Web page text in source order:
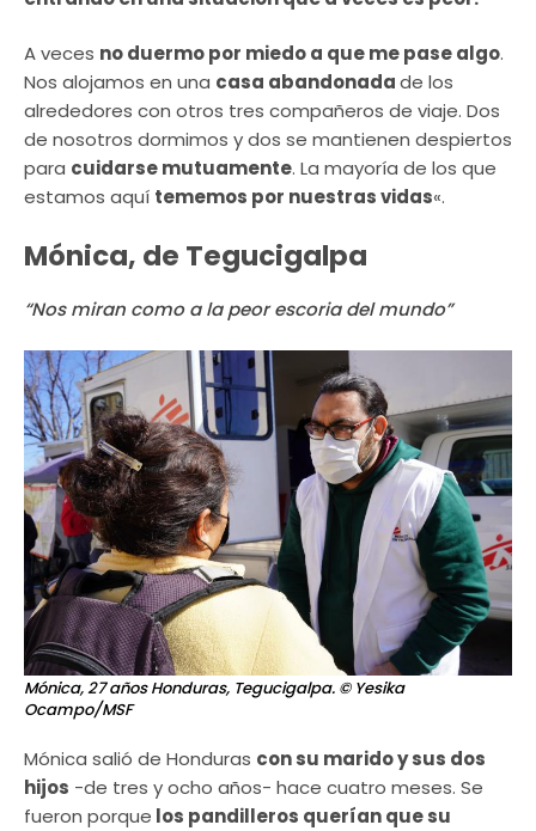
A veces no duermo por miedo a que me pase algo.
Nos alojamos en una casa abandonadade los
alrededores con otros tres compañeros de viaje. Dos
de nosotros dormimos y dos se mantienen despiertos
para cuidarse mutuamente. La mayoría de los que
estamos aquí tememos por nuestras vidas«.
Mónica, de Tegucigalpa
“Nos miran como a la peor escoria del mundo”
Mónica, 27 años Honduras, Tegucigalpa. © Yesika
Ocampo/MSF
Mónica salió de Honduras con su marido y sus dos
hijos -de tres y ocho años- hace cuatro meses. Se
fueron porque los pandilleros querían que su